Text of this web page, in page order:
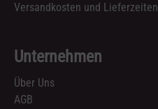
Versandkosten und Lieferzeiten
Unternehmen
Über Uns
AGB